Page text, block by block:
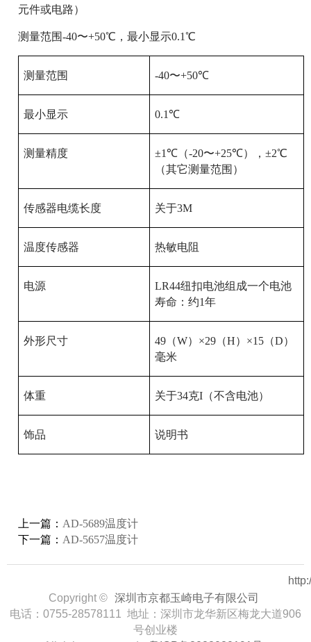
元件或电路）
测量范围-40〜+50℃，最小显示0.1℃
测量范围 -40〜+50℃
最小显示 0.1 ℃
测量精度 ±1 ℃（-20〜+25℃），±2℃
（其它测量范围）
传感器电缆长度 关于3M
温度传感器 热敏电阻
电源 LR44纽扣电池组成一个电池
寿命：约1年
外形尺寸 49 （W）×29 （H）×15 （D）
毫米
体重 关于34克I （不含电池）
饰品 说明书
上一篇： AD-5689温度计
下一篇： AD-5657温度计
Copyright © 深圳市京都玉崎电子有限公司
电话：0755-28578111 地址：深圳市龙华新区梅龙大道906
号创业楼